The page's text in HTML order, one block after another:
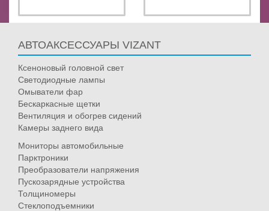
АВТОАКСЕССУАРЫ VIZANT
Ксеноновый головной свет
Светодиодные лампы
Омыватели фар
Бескаркасные щетки
Вентиляция и обогрев сидений
Камеры заднего вида
Мониторы автомобильные
Парктроники
Преобразователи напряжения
Пускозарядные устройства
Толщиномеры
Стеклоподъемники